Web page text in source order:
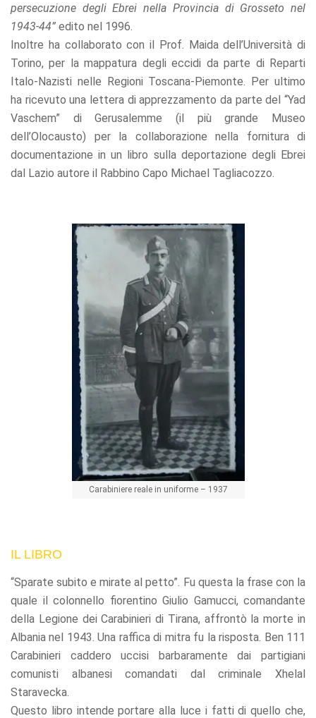
persecuzione degli Ebrei nella Provincia di Grosseto nel
1943-44” edito nel 1996.
Inoltre ha collaborato con il Prof. Maida dell’Università di
Torino, per la mappatura degli eccidi da parte di Reparti
Italo-Nazisti nelle Regioni Toscana-Piemonte. Per ultimo
ha ricevuto una lettera di apprezzamento da parte del “Yad
Vaschem” di Gerusalemme (il più grande Museo
dell’Olocausto) per la collaborazione nella fornitura di
documentazione in un libro sulla deportazione degli Ebrei
dal Lazio autore il Rabbino Capo Michael Tagliacozzo.
Carabiniere reale in uniforme – 1937
IL LIBRO
“Sparate subito e mirate al petto”. Fu questa la frase con la
quale il colonnello fiorentino Giulio Gamucci, comandante
della Legione dei Carabinieri di Tirana, affrontò la morte in
Albania nel 1943. Una raffica di mitra fu la risposta. Ben 111
Carabinieri caddero uccisi barbaramente dai partigiani
comunisti albanesi comandati dal criminale Xhelal
Staravecka.
Questo libro intende portare alla luce i fatti di quello che,